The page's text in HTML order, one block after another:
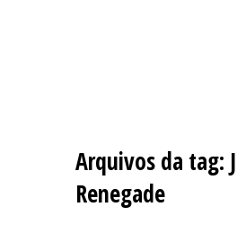
Arquivos da tag:
Renegade